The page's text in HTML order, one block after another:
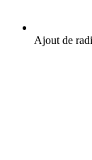
Ajout de